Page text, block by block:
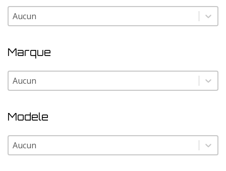
Pays
Pays
Marque
Marque
Marque
Modele
Modele
Modele